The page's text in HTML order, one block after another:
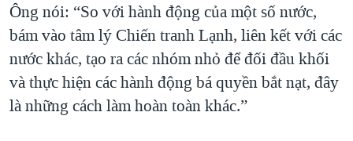
Ông nói: “So với hành động của một số nước,
bám vào tâm lý Chiến tranh Lạnh, liên kết với các
nước khác, tạo ra các nhóm nhỏ để đối đầu khối
và thực hiện các hành động bá quyền bắt nạt, đây
là những cách làm hoàn toàn khác.”